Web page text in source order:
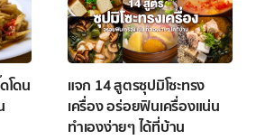
โดน
แจก 14 สูตรซุปมิโซะทรง
เครื่อง อร่อยฟินเครื่องแน่น
ทำเองง่ายๆ ได้ที่บ้าน